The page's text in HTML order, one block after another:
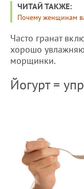
ЧИТАЙ ТАКЖЕ:
Почему женщинам
Часто гранат
хорошо
морщинки.
Йогурт =